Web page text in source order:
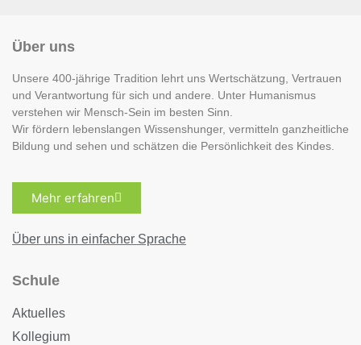
Über uns
Unsere 400-jährige Tradition lehrt uns Wertschätzung, Vertrauen
und Verantwortung für sich und andere. Unter Humanismus
verstehen wir Mensch-Sein im besten Sinn.
Wir fördern lebenslangen Wissenshunger, vermitteln ganzheitliche
Bildung und sehen und schätzen die Persönlichkeit des Kindes.
Mehr erfahren
Über uns in einfacher Sprache
Schule
Aktuelles
Kollegium